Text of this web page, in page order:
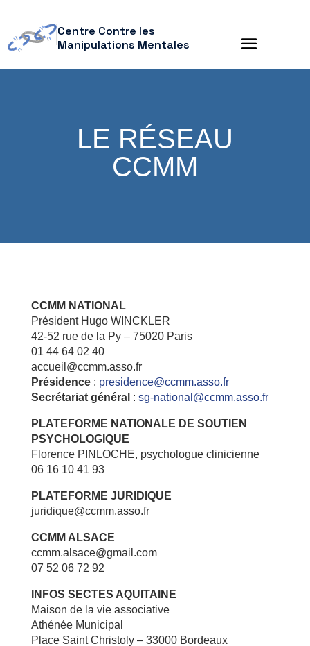
Centre Contre les
Manipulations Mentales
LE RÉSEAU
CCMM
CCMM NATIONAL
Président Hugo WINCKLER
42-52 rue de la Py – 75020 Paris
01 44 64 02 40
accueil@ccmm.asso.fr
Présidence: presidence@ccmm.asso.fr
Secrétariat général : sg-national@ccmm.asso.fr
PLATEFORME NATIONALE DE SOUTIEN
PSYCHOLOGIQUE
Florence PINLOCHE, psychologue clinicienne
06 16 10 41 93
PLATEFORME JURIDIQUE
juridique@ccmm.asso.fr
CCMM ALSACE
ccmm.alsace@gmail.com
07 52 06 72 92
INFOS SECTES AQUITAINE
Maison de la vie associative
Athénée Municipal
Place Saint Christoly – 33000 Bordeaux